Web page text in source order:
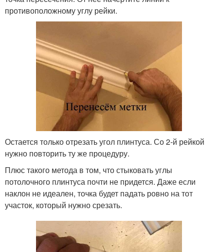
противоположному углу рейки.
Остается только отрезать угол плинтуса. Со 2-й рейкой
нужно повторить ту же процедуру.
Плюс такого метода в том, что стыковать углы
потолочного плинтуса почти не придется. Даже если
наклон не идеален, точка будет падать ровно на тот
участок, который нужно срезать.